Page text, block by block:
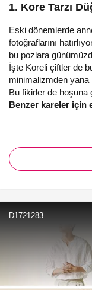
1. Kore Tarzı
Eski dönemlerde
fotoğraflarını
bu pozlara
İşte Koreli çiftler de
minimalizmden yana
Bu fikirler de hoşuna
Benzer kareler için
D1721283